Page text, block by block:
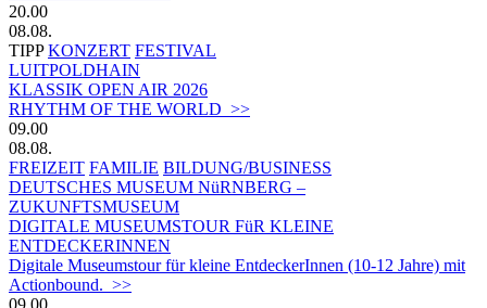
20.00
08.08.
TIPP KONZERT FESTIVAL
LUITPOLDHAIN
KLASSIK OPEN AIR 2026
RHYTHM OF THE WORLD >>
09.00
08.08.
FREIZEIT FAMILIE BILDUNG/BUSINESS
DEUTSCHES MUSEUM NüRNBERG –
ZUKUNFTSMUSEUM
DIGITALE MUSEUMSTOUR FüR KLEINE
ENTDECKERINNEN
Digitale Museumstour für kleine EntdeckerInnen (10-12 Jahre) mit
Actionbound. >>
09.00